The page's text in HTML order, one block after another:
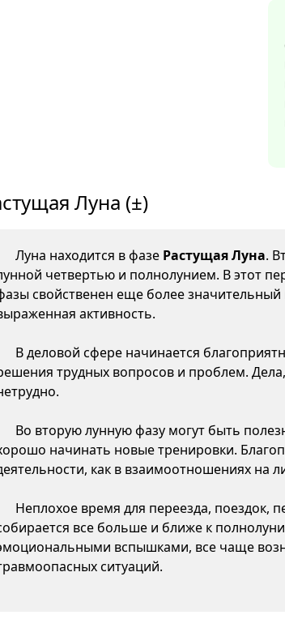
Луна (±)
Луна находится в фазе Растущая Луна.
четвертью и полнолунием. В этот
свойственен еще более
активность.
В деловой сфере начинается
трудных вопросов и проблем.
Во вторую лунную фазу могут быть
начинать новые тренировки.
как в взаимоотношениях на
Неплохое время для переезда, поездок,
все больше и ближе к
вспышками, все чаще
ситуаций.